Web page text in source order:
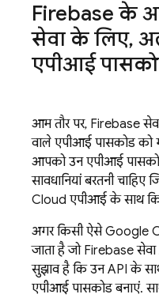
Firebase के
सेवा के लिए,
एपीआई
आम तौर पर, Firebase
वाले एपीआई पासकोड को
आपको उन एपीआई
सावधानियां बरतनी
Cloud एपीआई के साथ
अगर किसी ऐसेGoogle
जाता है जो Firebase सेवा
सुझाव है कि उन API के
एपीआई पासकोड बनाएं.